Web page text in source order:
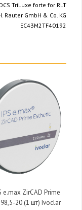
TriLuxe forte for RLT
Rauter GmbH & Co. KG
EC43M2TF40192
e.max ZirCAD Prime
20 (1 шт) Ivoclar